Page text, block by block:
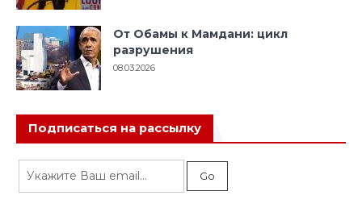
От Обамы к Мамдани: цикл
разрушения
08.03.2026
Подписаться на рассылку